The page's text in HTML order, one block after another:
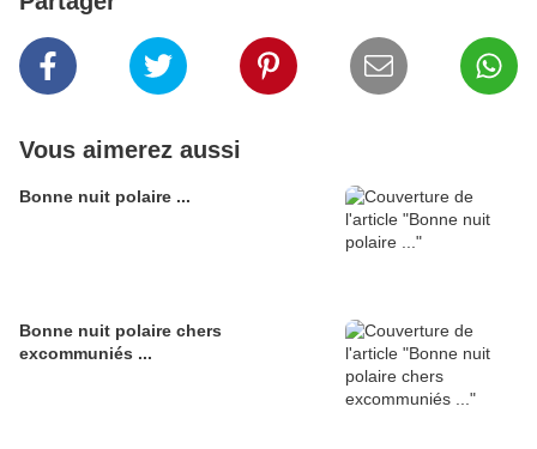
Vous aimerez aussi
Bonne nuit polaire ...
Bonne nuit polaire chers
excommuniés ...